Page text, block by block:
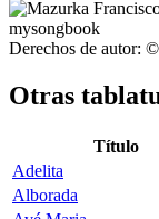
Derechos de autor:
Otras
Título
Adelita
Alborada